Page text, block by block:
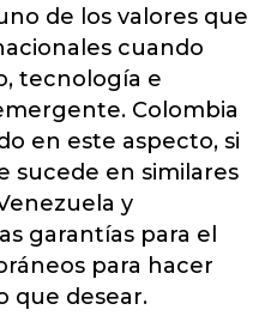
de los valores que
cuando
tecnología e
Colombia
en este aspecto, si
sucede en similares
y
garantías para el
para hacer
que desear.